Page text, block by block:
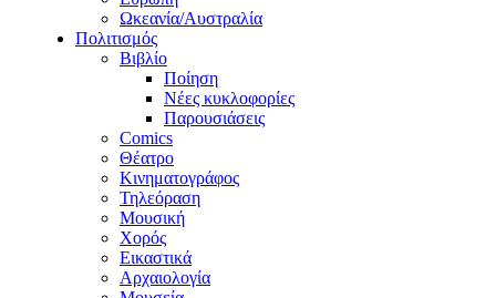
Ωκεανία/Αυστραλία
Πολιτισμός
Βιβλίο
Ποίηση
Νέες κυκλοφορίες
Παρουσιάσεις
Comics
Θέατρο
Κινηματογράφος
Τηλεόραση
Μουσική
Χορός
Εικαστικά
Αρχαιολογία